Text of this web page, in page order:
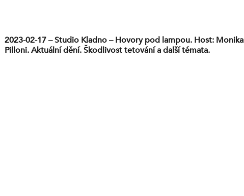
2023-02-17 – Studio Kladno – Hovory pod lampou. Host: Monika
Pilloni. Aktuální dění. Škodlivost tetování a další témata.